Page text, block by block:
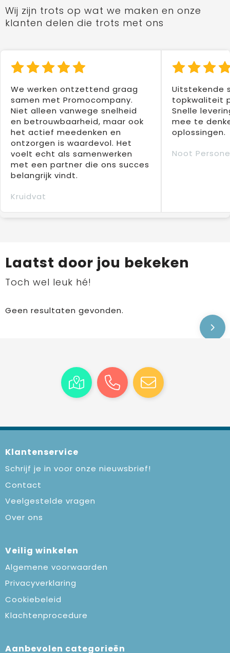
Wij zijn trots op wat we maken en onze
klanten delen die trots met ons
We werken ontzettend graag
samen met Promocompany.
Niet alleen vanwege snelheid
en betrouwbaarheid, maar ook
het actief meedenken en
ontzorgen is waardevol. Het
voelt echt als samenwerken
met een partner die ons succes
belangrijk vindt.
Kruidvat
Uitstekende
topkwaliteit
Snelle
mee te
oplossingen.
Noot
Laatst door jou bekeken
Toch wel leuk hé!
Geen resultaten gevonden.
Klantenservice
Schrijf je in voor onze nieuwsbrief!
Contact
Veelgestelde vragen
Over ons
Veilig winkelen
Algemene voorwaarden
Privacyverklaring
Cookiebeleid
Klachtenprocedure
Aanbevolen categorieën